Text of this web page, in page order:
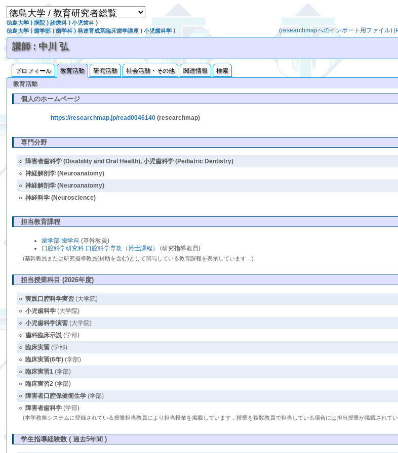
徳島大学 ⟩病院 ⟩診療科 ⟩小児歯科 ⟩
徳島大学 ⟩歯学部 ⟩歯学科 ⟩発達育成系臨床歯学講座 ⟩小児歯科学 ⟩ (researchmapへのインポート用ファイル) [
講師 : 中川 弘
プロフィール 教育活動 研究活動 社会活動・その他 関連情報
検索
教育活動
個人のホームページ
https://researchmap.jp/read0046140 (researchmap)
専門分野
○ 障害者歯科学 (Disability and Oral Health), 小児歯科学 (Pediatric Dentistry)
○ 神経解剖学 (Neuroanatomy)
○ 神経解剖学 (Neuroanatomy)
○ 神経科学 (Neuroscience)
担当教育課程
歯学部 歯学科 (基幹教員)
口腔科学研究科 口腔科学専攻（博士課程）
(研究指導教員)
(基幹教員または研究指導教員(補助を含む)として関与している教育課程を表示しています．)
担当授業科目 (2026年度)
○ 実践口腔科学実習 (大学院)
○ 小児歯科学 (大学院)
○ 小児歯科学演習 (大学院)
○ 歯科臨床示説(学部)
○ 臨床実習 (学部)
○ 臨床実習(6年) (学部)
○ 臨床実習1 (学部)
○ 臨床実習2 (学部)
○ 障害者口腔保健衛生学 (学部)
○ 障害者歯科学 (学部)
(本学教務システムに登録されている授業担当教員により担当授業を掲載しています．授業を複数教員で担当している場合には担当授業が掲載されて
学生指導経験数 ( 過去5年間 )